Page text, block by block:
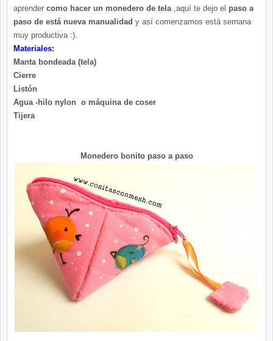
aprender como hacer un monedero de tela ,aquí te dejo el paso a
paso de está nueva manualidad y así comenzamos está semana
muy productiva :).
Materiales:
Manta bondeada (tela)
Cierre
Listón
Agua -hilo nylon o máquina de coser
Tijera
Monedero bonito paso a paso